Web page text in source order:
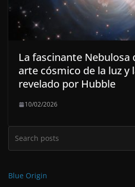
La fascinante Nebulosa
arte cósmico de la luz y
revelado por Hubble
10/02/2026
Blue Origin